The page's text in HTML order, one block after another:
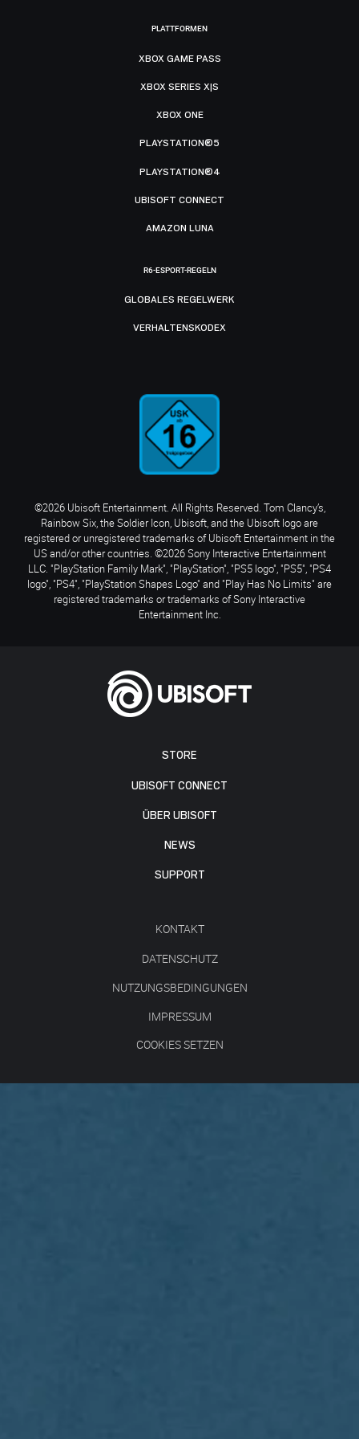
STORE
UBISOFT CONNECT
ÜBER UBISOFT
NEWS
SUPPORT
KONTAKT
DATENSCHUTZ
NUTZUNGSBEDINGUNGEN
IMPRESSUM
COOKIES SETZEN
PLATTFORMEN
XBOX GAME PASS
XBOX SERIES X|S
XBOX ONE
PLAYSTATION®5
PLAYSTATION®4
UBISOFT CONNECT
AMAZON LUNA
R6-ESPORT-REGELN
GLOBALES REGELWERK
VERHALTENSKODEX
©2026 Ubisoft Entertainment. All Rights Reserved. Tom Clancy’s,
Rainbow Six, the Soldier Icon, Ubisoft, and the Ubisoft logo are
registered or unregistered trademarks of Ubisoft Entertainment in the
US and/or other countries. ©2026 Sony Interactive Entertainment
LLC. "PlayStation Family Mark", "PlayStation", "PS5 logo", "PS5", "PS4
logo", "PS4", "PlayStation Shapes Logo" and "Play Has No Limits" are
registered trademarks or trademarks of Sony Interactive
Entertainment Inc.